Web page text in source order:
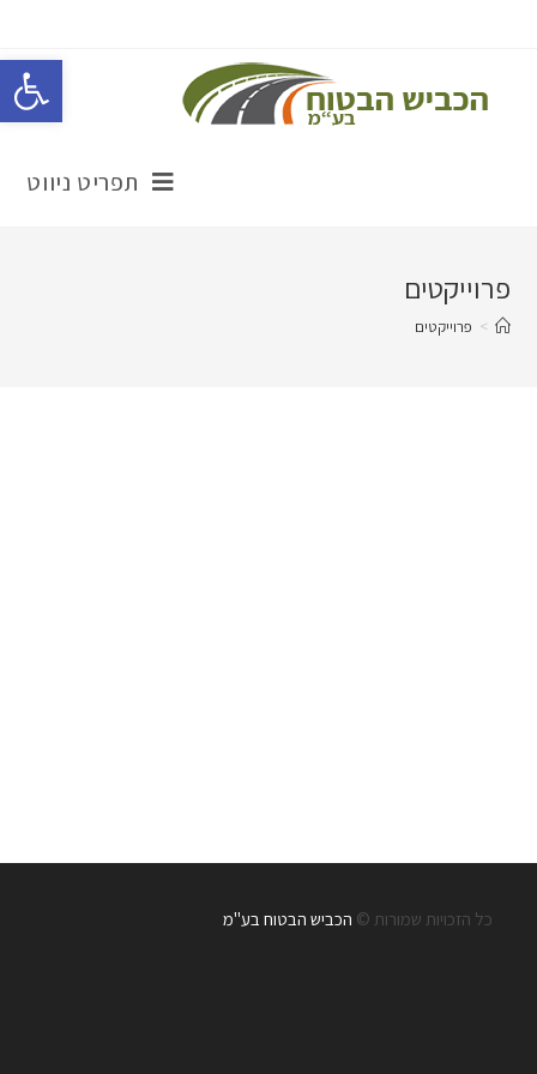
פתח סרגל נגישות
תפריט ניווט
פרוייקטים
> פרוייקטים
כל הזכויות שמורות © הכביש הבטוח בע"מ